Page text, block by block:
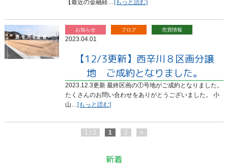
【最近の金融経… [もっと読む]
お知らせ ブログ 売買情報
2023.04.01
【12/3更新】西辛川８区画分譲
地 ご成約となりました。
2023.12.3更新 最終区画の①号地がご成約となりました。
たくさんのお問い合わせをありがとうございました。 小
山…[もっと読む]
1 / 2 1 2 »
新着